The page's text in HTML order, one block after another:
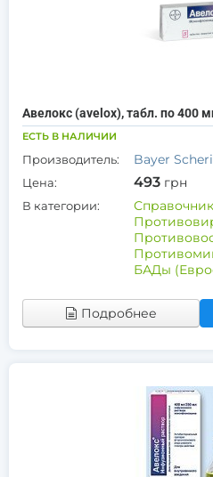
Авелокс (avelox), табл. по 400
ЕСТЬ В НАЛИЧИИ
Производитель: Bayer
Цена: 493 грн
В категории:
БАДы
Подробнее